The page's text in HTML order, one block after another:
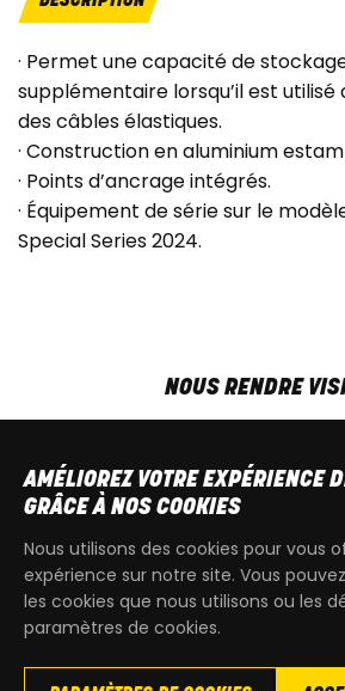
· Permet une capacité de
supplémentaire lorsqu’il est utilisé
des câbles élastiques.
· Construction en aluminium
· Points d’ancrage intégrés.
· Équipement de série sur le
Special Series 2024.
NOUS RENDRE
SAM9h00 - 13h30
T+32 64 700 970
AMÉLIOREZ VOTRE EXPÉRIENCE
GRÂCE À NOS COOKIES
Nous utilisons des cookies pour vous
expérience sur notre site. Vous
les cookies que nous utilisons ou les
paramètres de cookies.